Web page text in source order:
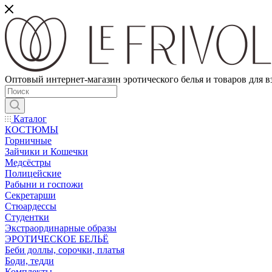
Оптовый интернет-магазин эротического белья и товаров для
Каталог
КОСТЮМЫ
Горничные
Зайчики и Кошечки
Медсёстры
Полицейские
Рабыни и госпожи
Секретарши
Стюардессы
Студентки
Экстраординарные образы
ЭРОТИЧЕСКОЕ БЕЛЬЁ
Беби доллы, сорочки, платья
Боди, тедди